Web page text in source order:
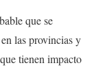
que se
las provincias y
tienen impacto